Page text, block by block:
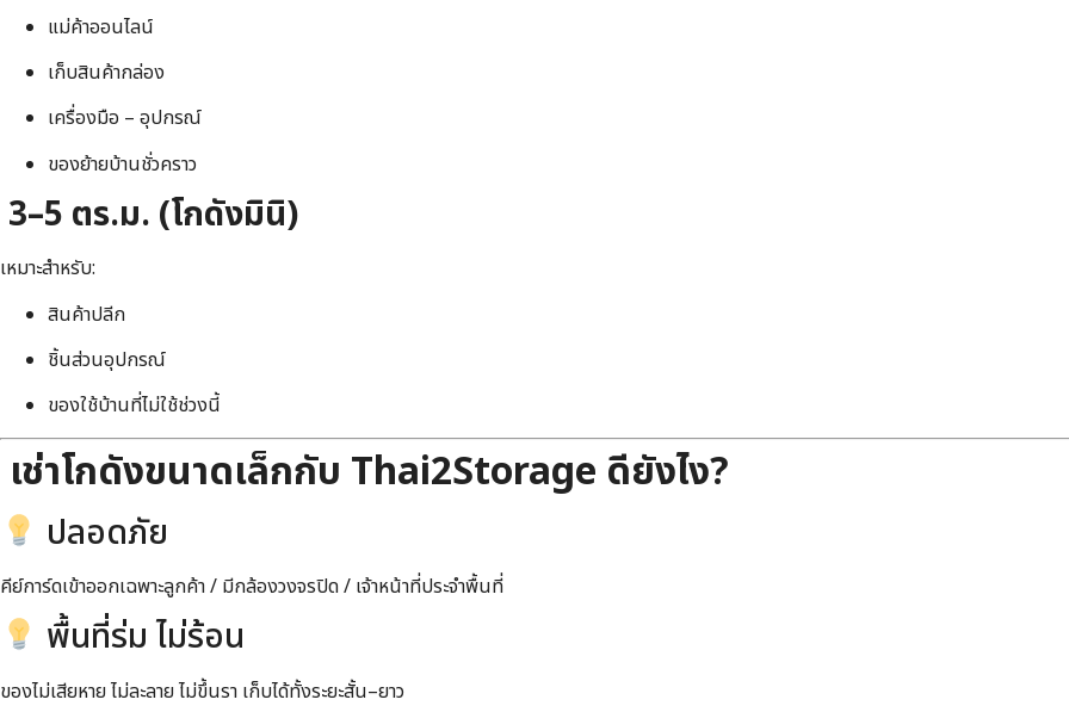
แม่ค้าออนไลน์
เก็บสินค้ากล่อง
เครื่องมือ – อุปกรณ์
ของย้ายบ้านชั่วคราว
3–5 ตร.ม. (โกดังมินิ)
เหมาะสำหรับ:
สินค้าปลีก
ชิ้นส่วนอุปกรณ์
ของใช้บ้านที่ไม่ใช้ช่วงนี้
เช่าโกดังขนาดเล็กกับ Thai2Storage ดียังไง?
ปลอดภัย
คีย์การ์ดเข้าออกเฉพาะลูกค้า / มีกล้องวงจรปิด / เจ้าหน้าที่ประจำพื้นที่
พื้นที่ร่ม ไม่ร้อน
ของไม่เสียหาย ไม่ละลาย ไม่ขึ้นรา เก็บได้ทั้งระยะสั้น–ยาว